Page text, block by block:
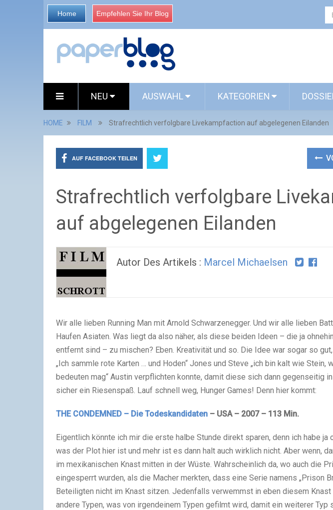
Home Empfehlen Sie Ihr Blog
NEU AUSWAHL KATEGORIEN
HOME FILM Strafrechtlich verfolgbare Livekampfaction auf abgelegenen Eilanden
AUF FACEBOOK TEILEN
Strafrechtlich verfolgbare
auf abgelegenen Eilanden
Autor Des Artikels : Marcel Michaelsen
Wir alle lieben Running Man mit Arnold Schwarzenegger. Und wir alle lieben
Haufen Asiaten. Was liegt da also näher, als diese beiden Ideen – die ja
entfernt sind – zu mischen? Eben. Kreativität und so. Die Idee war sogar so
„Ich sammle rote Karten … und Hoden“ Jones und Steve „ich bin kalt wie Stein,
bedeuten mag“ Austin verpflichten konnte, damit diese sich dann gegenseitig
sicher ein Riesenspaß. Lauf schnell weg, Hunger Games! Denn hier kommt:
THE CONDEMNED – Die Todeskandidaten – USA – 2007 – 113 Min.
Eigentlich könnte ich mir die erste halbe Stunde direkt sparen, denn ich habe ja
was der Plot hier ist und mehr ist es dann halt auch wirklich nicht. Aber wenn,
im mexikanischen Knast mitten in der Wüste. Wahrscheinlich da, wo auch die
eingesperrt wurden, als die Macher merkten, dass eine Serie namens „Prison
Beteiligten nicht im Knast sitzen. Jedenfalls verwemmst in eben diesem
andere Typen, was von irgendeinem Typen gefilmt wird, damit ein weiterer Typ